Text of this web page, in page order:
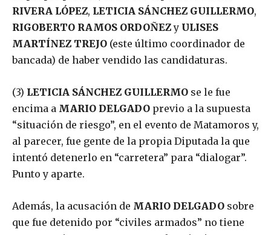
RIVERA LÓPEZ, LETICIA SÁNCHEZ GUILLERMO,
RIGOBERTO RAMOS ORDOÑEZy ULISES
MARTÍNEZ TREJO (este último coordinador de
bancada) de haber vendido las candidaturas.
(3) LETICIA SÁNCHEZ GUILLERMO se le fue
encima a MARIO DELGADO previo a la supuesta
“situación de riesgo”, en el evento de Matamoros y,
al parecer, fue gente de la propia Diputada la que
intentó detenerlo en “carretera” para “dialogar”.
Punto y aparte.
Además, la acusación de MARIO DELGADO sobre
que fue detenido por “civiles armados” no tiene